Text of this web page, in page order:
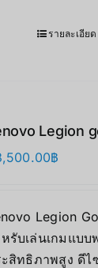
รายละเอียด
Legion
฿
Legion
รับเล่นเกมแบ
สิทธิภาพสูง ดี